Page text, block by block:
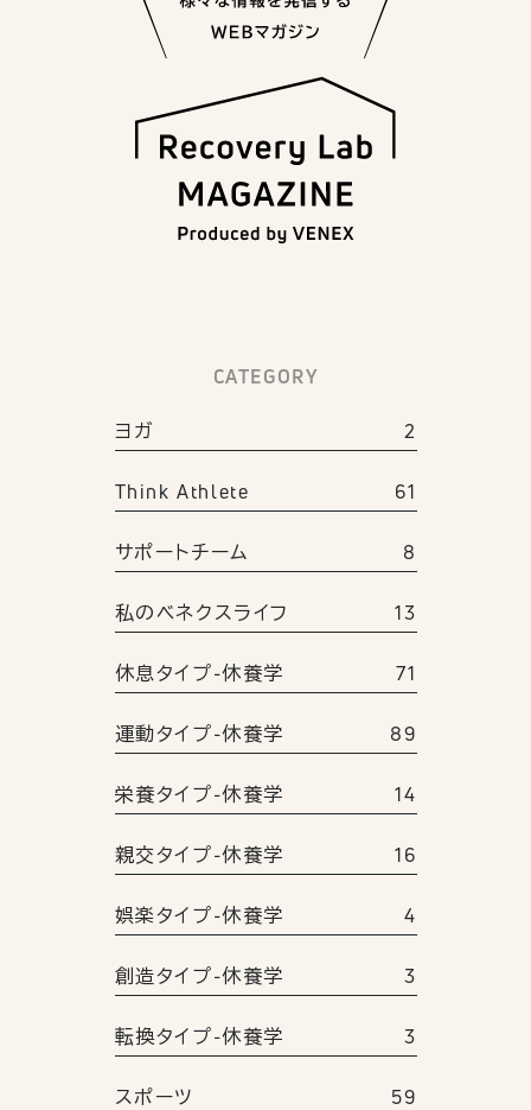
CATEGORY
ヨガ 2
Think Athlete 61
サポートチーム 8
私のベネクスライフ 13
休息タイプ-休養学 71
運動タイプ-休養学 89
栄養タイプ-休養学 14
親交タイプ-休養学 16
娯楽タイプ-休養学 4
創造タイプ-休養学 3
転換タイプ-休養学 3
スポーツ 59